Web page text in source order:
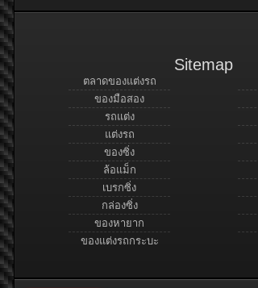
Sitemap
ตลาดของแต่งรถ
ของมือสอง
รถแต่ง
แต่งรถ
ของซิ่ง
ล้อแม็ก
เบรกซิ่ง
กล่องซิ่ง
ของหายาก
ของแต่งรถกระบะ